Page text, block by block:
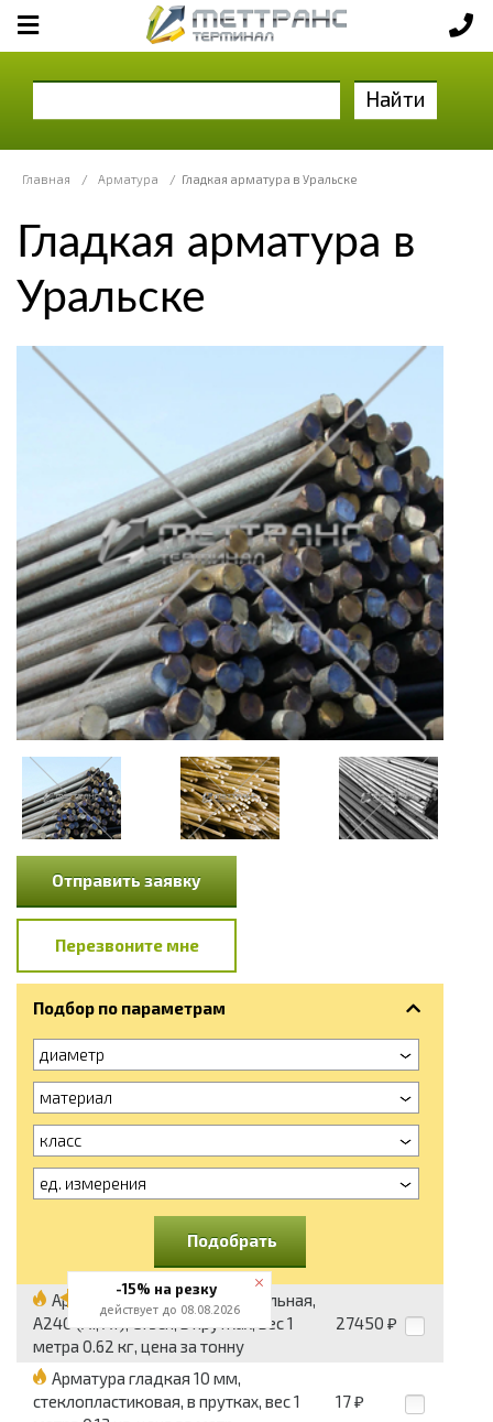
Найти
Главная / Арматура / Гладкая арматура в Уральске
Гладкая арматура в
Уральске
Отправить заявку
Перезвоните мне
Подбор по параметрам
диаметр
материал
класс
ед. измерения
Подобрать
Арматура гладкая 10 мм, стальная,
А240 (АI, А1), Ст3сп, в прутках, вес 1
метра 0.62 кг, цена за тонну
27450 ₽
Арматура гладкая 10 мм,
стеклопластиковая, в прутках, вес 1
17 ₽
-15% на резку
действует до 08.08.2026